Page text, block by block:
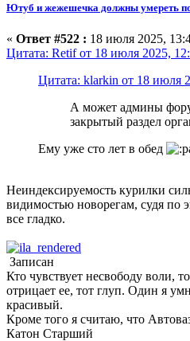
Ютуб и жежешечка должны умереть
« Ответ #522 : 18 июля 2025,
Цитата: Retif от 18 июля 2025,
Цитата: klarkin от 18 июля
А может админы
закрытый раздел
Ему уже сто лет в обед
Неиндексируемость курилки
видимостью новорегам, судя по
все гладко.
Записан
Кто чувствует несвободу воли,
отрицает ее, тот глуп. Один я
красивый.
Кроме того я считаю, что
Катон Старший